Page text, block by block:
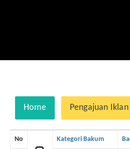
Home Pengajuan Iklan
No
Kategori Bakum